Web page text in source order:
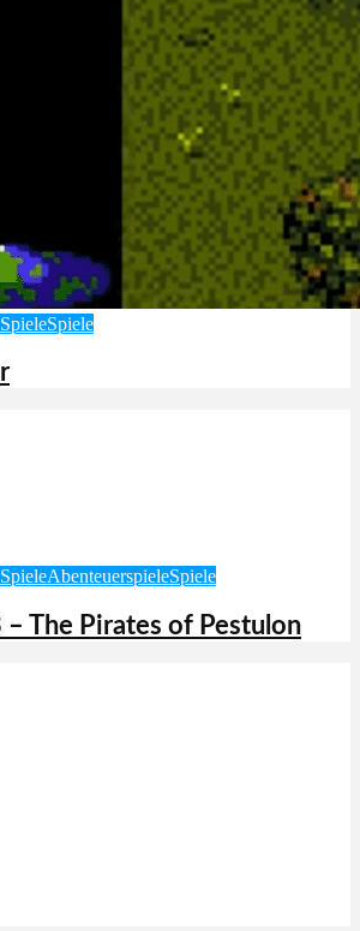
Spiele
AbenteuerspieleSpiele
– The Pirates of Pestulon